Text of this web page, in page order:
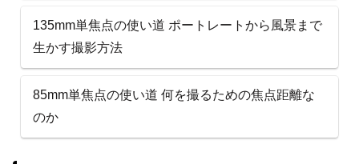
135mm単焦点の使い道 ポートレートから風景まで
生かす撮影方法
85mm単焦点の使い道 何を撮るための焦点距離な
のか